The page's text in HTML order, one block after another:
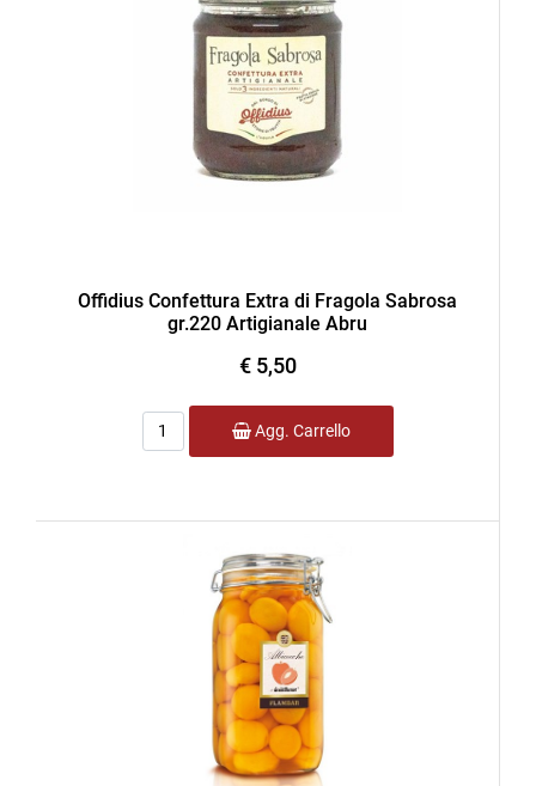
Offidius Confettura Extra di Fragola Sabrosa
gr.220 Artigianale Abru
€ 5,50
Quantità
Agg. Carrello